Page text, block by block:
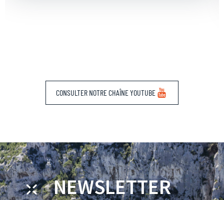
CONSULTER NOTRE CHAÎNE YOUTUBE
NEWSLETTER